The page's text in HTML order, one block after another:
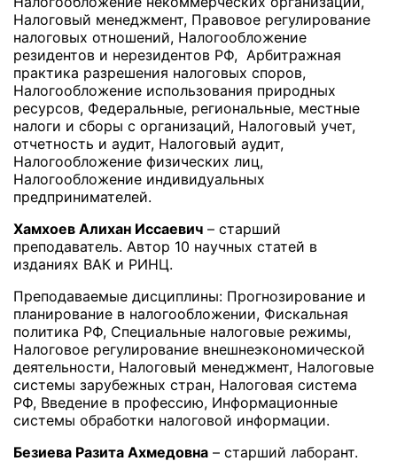
Налоговый менеджмент, Правовое регулирование
налоговых отношений, Налогообложение
резидентов и нерезидентов РФ, Арбитражная
практика разрешения налоговых споров,
Налогообложение использования природных
ресурсов, Федеральные, региональные, местные
налоги и сборы с организаций, Налоговый учет,
отчетность и аудит, Налоговый аудит,
Налогообложение физических лиц,
Налогообложение индивидуальных
предпринимателей.
Хамхоев Алихан Иссаевич – старший
преподаватель. Автор 10 научных статей в
изданиях ВАК и РИНЦ.
Преподаваемые дисциплины: Прогнозирование и
планирование в налогообложении, Фискальная
политика РФ, Специальные налоговые режимы,
Налоговое регулирование внешнеэкономической
деятельности, Налоговый менеджмент, Налоговые
системы зарубежных стран, Налоговая система
РФ, Введение в профессию, Информационные
системы обработки налоговой информации.
Безиева Разита Ахмедовна – старший лаборант.